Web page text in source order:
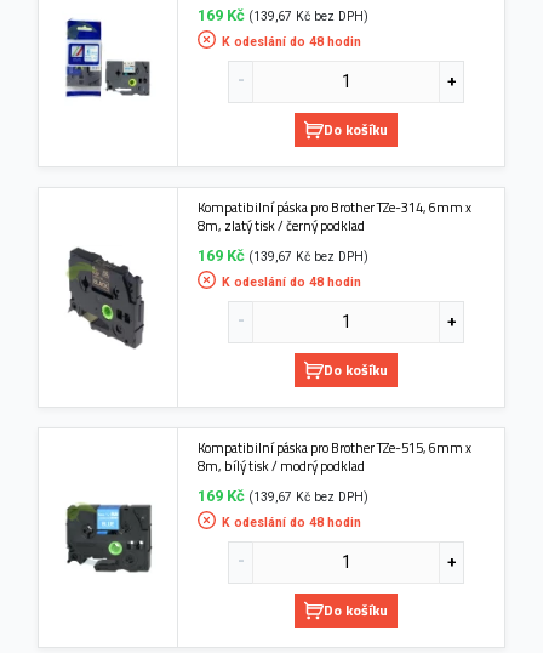
169 Kč (139,67 Kč bez DPH)
K odeslání do 48 hodin
Do košíku
Kompatibilní páska pro Brother TZe-314, 6mm x
8m, zlatý tisk / černý podklad
169 Kč (139,67 Kč bez DPH)
K odeslání do 48 hodin
Do košíku
Kompatibilní páska pro Brother TZe-515, 6mm x
8m, bílý tisk / modrý podklad
169 Kč (139,67 Kč bez DPH)
K odeslání do 48 hodin
Do košíku